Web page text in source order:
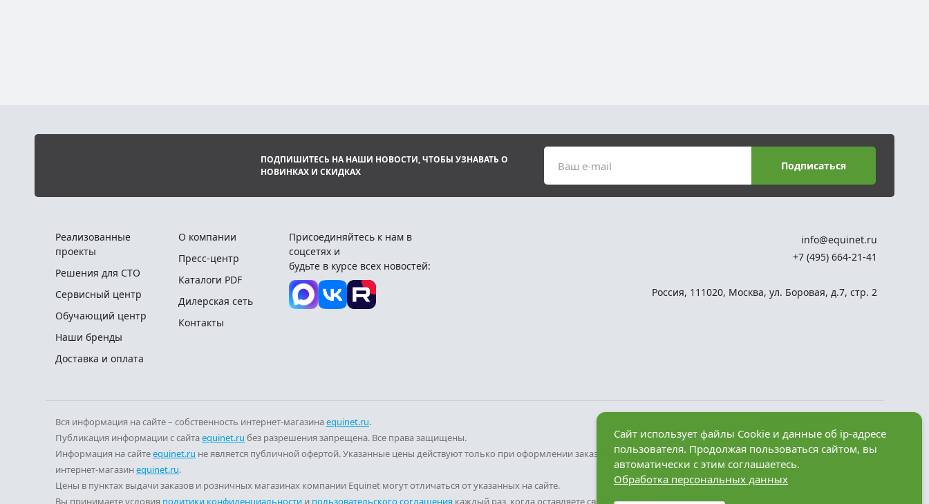
ПОДПИШИТЕСЬ НА НАШИ НОВОСТИ, ЧТОБЫ УЗНАВАТЬ О
НОВИНКАХ И СКИДКАХ
Ваш e-mail Подписаться
Реализованные
проекты
Решения для СТО
Сервисный центр
Обучающий центр
Наши бренды
Доставка и оплата
О компании
Пресс-центр
Каталоги PDF
Дилерская сеть
Контакты
Присоединяйтесь к нам в
соцсетях и
будьте в курсе всех новостей:
info@equinet.ru
+7 (495) 664-21-41
Россия, 111020, Москва, ул. Боровая, д.7, стр. 2
Вся информация на сайте – собственность интернет-магазинаequinet.ru.
Публикация информации с сайтаequinet.ru без разрешения запрещена. Все права защищены.
Информация на сайтеequinet.ru не является публичной офертой. Указанные цены действуют только при оформлении заказа через
интернет-магазин equinet.ru.
Цены в пунктах выдачи заказов и розничных магазинах компании Equinet могут отличаться от указанных на сайте.
Вы принимаете условия политики конфиденциальности и пользовательского соглашения каждый раз, когда оставляете свои данные в
компания «Факт»
Сайт использует файлы Cookie и данные об ip-адресе
пользователя. Продолжая пользоваться сайтом, вы
автоматически с этим соглашаетесь.
Обработка персональных данных